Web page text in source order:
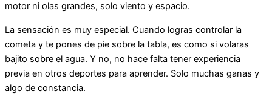
motor ni olas grandes, solo viento y espacio.
La sensación es muy especial. Cuando logras controlar la
cometa y te pones de pie sobre la tabla, es como si volaras
bajito sobre el agua. Y no, no hace falta tener experiencia
previa en otros deportes para aprender. Solo muchas ganas y
algo de constancia.